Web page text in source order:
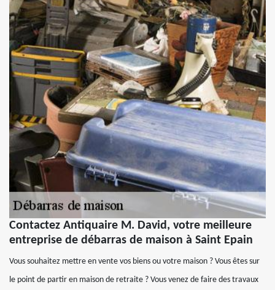
Contactez Antiquaire M. David, votre meilleure
entreprise de débarras de maison à Saint Epain
Vous souhaitez mettre en vente vos biens ou votre maison ? Vous êtes sur
le point de partir en maison de retraite ? Vous venez de faire des travaux